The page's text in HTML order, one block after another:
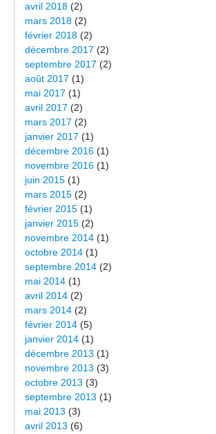
avril 2018 (2)
mars 2018 (2)
février 2018 (2)
décembre 2017 (2)
septembre 2017 (2)
août 2017 (1)
mai 2017 (1)
avril 2017 (2)
mars 2017 (2)
janvier 2017 (1)
décembre 2016 (1)
novembre 2016 (1)
juin 2015 (1)
mars 2015 (2)
février 2015 (1)
janvier 2015 (2)
novembre 2014 (1)
octobre 2014 (1)
septembre 2014 (2)
mai 2014 (1)
avril 2014 (2)
mars 2014 (2)
février 2014 (5)
janvier 2014 (1)
décembre 2013 (1)
novembre 2013 (3)
octobre 2013 (3)
septembre 2013 (1)
mai 2013 (3)
avril 2013 (6)